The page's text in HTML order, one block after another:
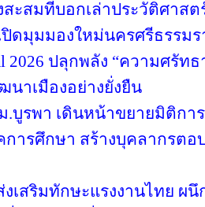
สะสมที่บอกเล่าประวัติศาส
ปิดมุมมองใหม่นครศรีธรรมร
2026 ปลุกพลัง “ความศรัท
าเมืองอย่างยั่งยืน
.บูรพา เดินหน้าขยายมิติก
ารศึกษา สร้างบุคลากรต
งเสริมทักษะแรงงานไทย ผ